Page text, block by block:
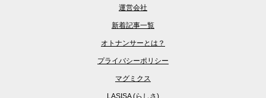
運営会社
新着記事一覧
オトナンサーとは？
プライバシーポリシー
マグミクス
LASISA (らしさ)